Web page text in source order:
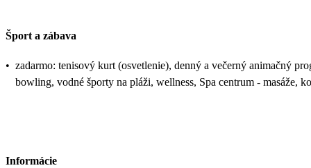
Šport a zábava
• zadarmo: tenisový kurt (osvetlenie), denný a večerný animačný
bowling, vodné športy na pláži, wellness, Spa centrum - masáže,
Informácie